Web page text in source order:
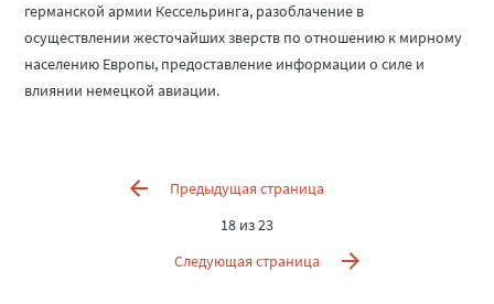
германской армии Кессельринга, разоблачение в
осуществлении жесточайших зверств по отношению к мирному
населению Европы, предоставление информации о силе и
влиянии немецкой авиации.
Предыдущая страница
18 из 23
Следующая страница